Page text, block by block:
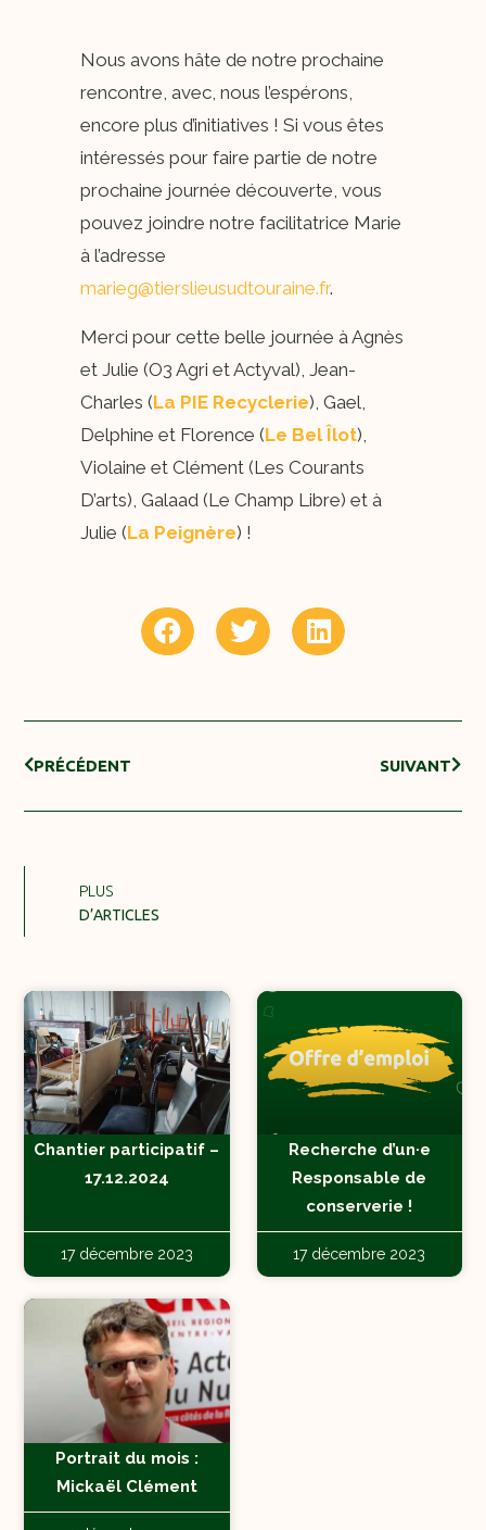
Nous avons hâte de notre prochaine
rencontre, avec, nous l’espérons,
encore plus d’initiatives ! Si vous êtes
intéressés pour faire partie de notre
prochaine journée découverte, vous
pouvez joindre notre facilitatrice Marie
à l’adresse
marieg@tierslieusudtouraine.fr.
Merci pour cette belle journée à Agnès
et Julie (O3 Agri et Actyval), Jean-
Charles (La PIE Recyclerie), Gael,
Delphine et Florence (Le Bel Îlot),
Violaine et Clément (Les Courants
D’arts), Galaad (Le Champ Libre) et à
Julie (La Peignère) !
PRÉCÉDENT SUIVANT
PLUS
D’ARTICLES
Chantier participatif –
17.12.2024
17 décembre 2023
Recherche d’un·e
Responsable de
conserverie !
17 décembre 2023
Portrait du mois :
Mickaël Clément